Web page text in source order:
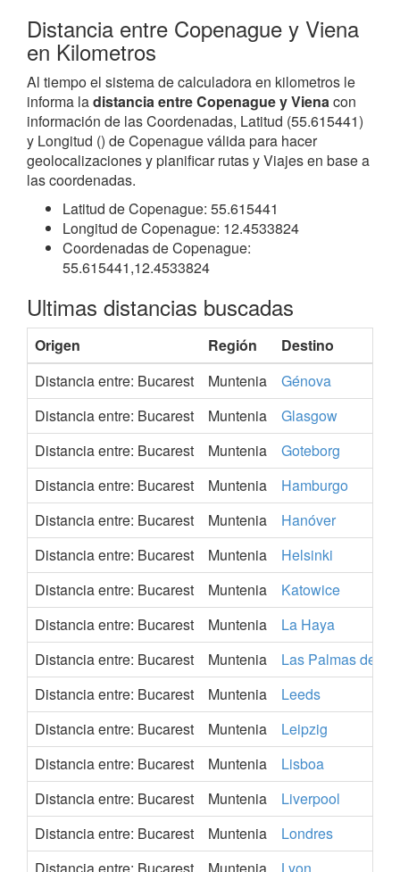
Distancia entre Copenague y Viena
en Kilometros
Al tiempo el sistema de calculadora en kilometros le
informa ladistancia entre Copenague y Vienacon
información de las Coordenadas, Latitud (55.615441)
y Longitud () de Copenague válida para hacer
geolocalizaciones y planificar rutas y Viajes en base a
las coordenadas.
Latitud de Copenague: 55.615441
Longitud de Copenague: 12.4533824
Coordenadas de Copenague:
55.615441,12.4533824
Ultimas distancias buscadas
Origen Región
Destino
Distancia entre: Bucarest
Muntenia
Génova
Distancia entre: Bucarest
Muntenia
Glasgow
Distancia entre: Bucarest
Muntenia
Goteborg
Distancia entre: Bucarest
Muntenia
Hamburgo
Distancia entre: Bucarest
Muntenia
Hanóver
Distancia entre: Bucarest
Muntenia
Helsinki
Distancia entre: Bucarest
Muntenia
Katowice
Distancia entre: Bucarest
Muntenia
La Haya
Distancia entre: Bucarest
Muntenia
Las Palmas de
Distancia entre: Bucarest
Muntenia
Leeds
Distancia entre: Bucarest
Muntenia
Leipzig
Distancia entre: Bucarest
Muntenia
Lisboa
Distancia entre: Bucarest
Muntenia
Liverpool
Distancia entre: Bucarest
Muntenia
Londres